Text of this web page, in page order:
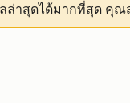
ล่าสุดได้มากที่สุด คุณ